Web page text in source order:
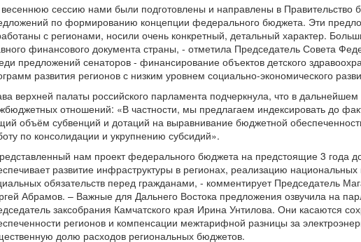
сессию нами были подготовлены и направлены в Правительство
по формированию концепции федерального бюджета. Эти
с регионами, носили очень конкретный, детальный характер.
финансового документа страны, - отметила Председатель Совета
предложений сенаторов - финансирование объектов детского
развития регионов с низким уровнем социально-экономического
верхней палаты российского парламента подчеркнула, что в
отношений: «В частности, мы предлагаем индексировать до
объём субвенций и дотаций на выравнивание бюджетной
по консолидации и укрупнению субсидий».
нам проект федерального бюджета на предстоящие 3 года
развитие инфраструктуры в регионах, реализацию
обязательств перед гражданами, - комментирует Председатель
Абрамов. – Важные для Дальнего Востока предложения озвучила на
заксобрания Камчатского края Ирина Унтилова. Они касаются
регионов и компенсации межтарифной разницы за
долю расходов региональных бюджетов.